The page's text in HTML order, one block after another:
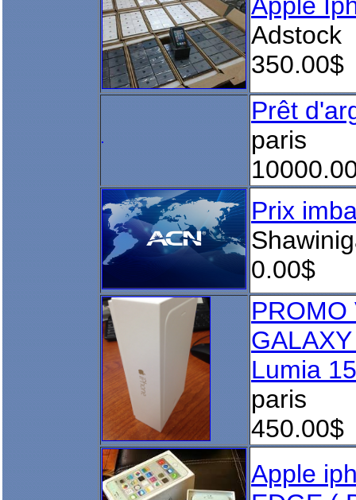
Adstock
350.00$
Prêt
paris
Prix
0.00$
PROMO
Lumia
paris
450.00$
Apple